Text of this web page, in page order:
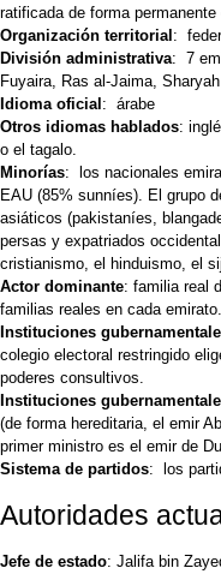
ratificada de forma permanente
Organización territorial :
División administrativa: 7
Fuyaira, Ras al-Jaima,
Idioma oficial : árabe
Otros idiomas hablados:
o el tagalo.
Minorías: los nacionales
EAU (85% sunníes). El grupo
asiáticos (pakistaníes,
persas y expatriados
cristianismo, el hinduismo, el
Actor dominante: familia real
familias reales en cada emirato.
Instituciones
colegio electoral restringido
poderes consultivos.
Instituciones
(de forma hereditaria, el emir
primer ministro es el emir de
Sistema de partidos: los
Autoridades
Jefe de estado: Jalifa bin